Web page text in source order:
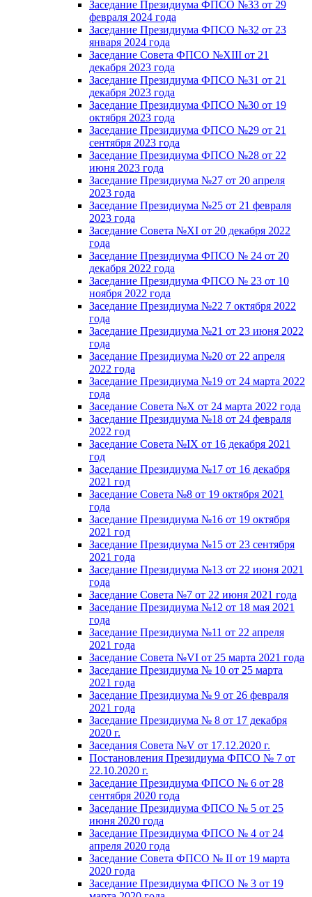
Заседание Президиума ФПСО №33 от 29
февраля 2024 года
Заседание Президиума ФПСО №32 от 23
января 2024 года
Заседание Совета ФПСО №XIII от 21
декабря 2023 года
Заседание Президиума ФПСО №31 от 21
декабря 2023 года
Заседание Президиума ФПСО №30 от 19
октября 2023 года
Заседание Президиума ФПСО №29 от 21
сентября 2023 года
Заседание Президиума ФПСО №28 от 22
июня 2023 года
Заседание Президиума №27 от 20 апреля
2023 года
Заседание Президиума №25 от 21 февраля
2023 года
Заседание Совета №XI от 20 декабря 2022
года
Заседание Президиума ФПСО № 24 от 20
декабря 2022 года
Заседание Президиума ФПСО № 23 от 10
ноября 2022 года
Заседание Президиума №22 7 октября 2022
года
Заседание Президиума №21 от 23 июня 2022
года
Заседание Президиума №20 от 22 апреля
2022 года
Заседание Президиума №19 от 24 марта 2022
года
Заседание Совета №X от 24 марта 2022 года
Заседание Президиума №18 от 24 февраля
2022 год
Заседание Совета №IX от 16 декабря 2021
год
Заседание Президиума №17 от 16 декабря
2021 год
Заседание Совета №8 от 19 октября 2021
года
Заседание Президиума №16 от 19 октября
2021 год
Заседание Президиума №15 от 23 сентября
2021 года
Заседание Президиума №13 от 22 июня 2021
года
Заседание Совета №7 от 22 июня 2021 года
Заседание Президиума №12 от 18 мая 2021
года
Заседание Президиума №11 от 22 апреля
2021 года
Заседание Совета №VI от 25 марта 2021 года
Заседание Президиума № 10 от 25 марта
2021 года
Заседание Президиума № 9 от 26 февраля
2021 года
Заседание Президиума № 8 от 17 декабря
2020 г.
Заседания Совета №V от 17.12.2020 г.
Постановления Президиума ФПСО № 7 от
22.10.2020 г.
Заседание Президиума ФПСО № 6 от 28
сентября 2020 года
Заседание Президиума ФПСО № 5 от 25
июня 2020 года
Заседание Президиума ФПСО № 4 от 24
апреля 2020 года
Заседание Совета ФПСО № II от 19 марта
2020 года
Заседание Президиума ФПСО № 3 от 19